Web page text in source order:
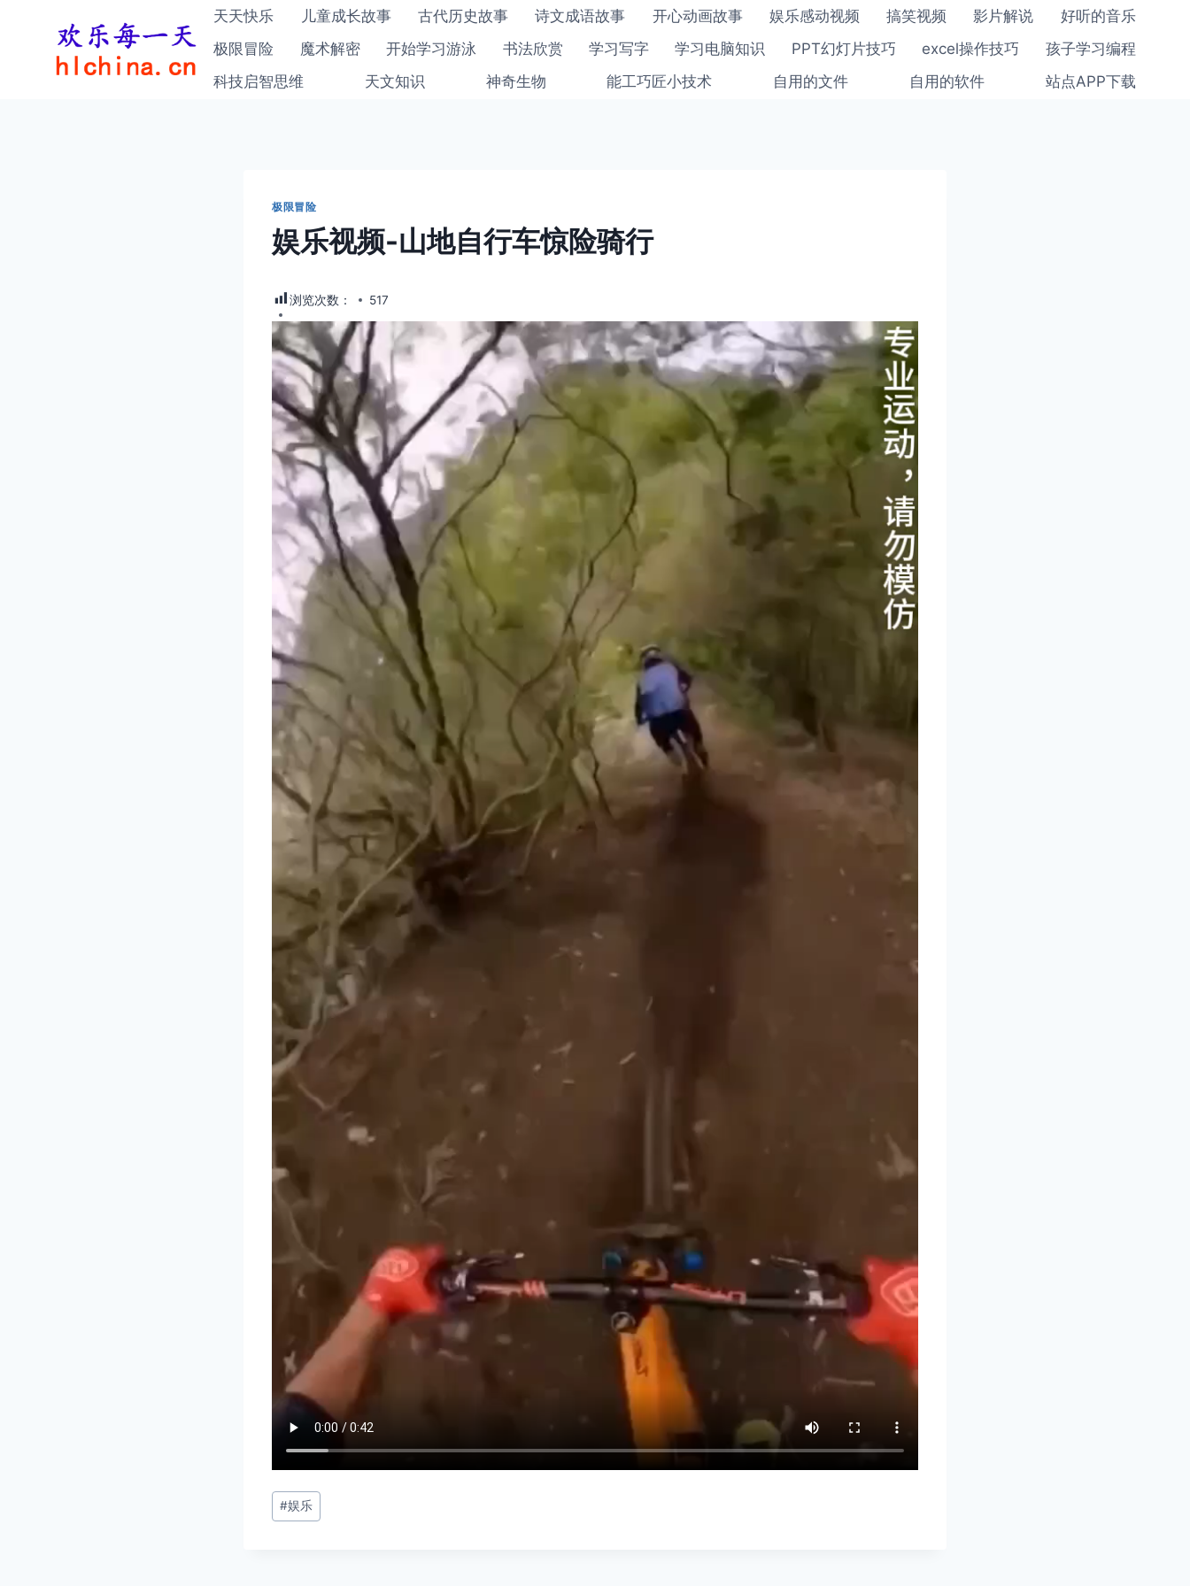
天天快乐 儿童成长故事 古代历史故事 诗文成语故事 开心动画故事 娱乐感动视频 搞笑视频 影片解说
好听的音乐
极限冒险
魔术解密 开始学习游泳 书法欣赏 学习写字 学习电脑知识 PPT幻灯片技巧 excel操作技巧
孩子学习编程
科技启智思维
天文知识 神奇生物 能工巧匠小技术 自用的文件 自用的软件 站点APP下载
极限冒险
娱乐视频-山地自行车惊险骑行
浏览次数： 517
文
章
#娱乐